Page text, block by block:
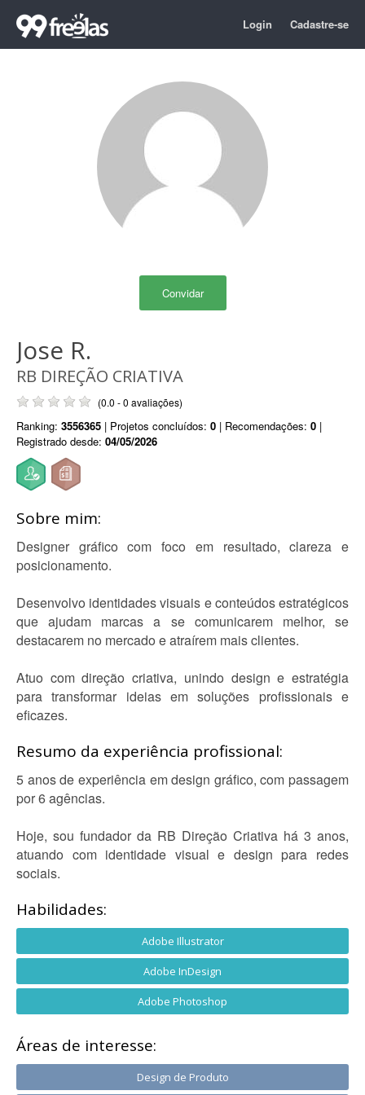
Login Cadastre-se
Convidar
Jose R.
RB DIREÇÃO CRIATIVA
(0.0 - 0 avaliações)
Ranking: 3556365 | Projetos concluídos: 0 | Recomendações: 0 |
Registrado desde: 04/05/2026
Sobre mim:
Designer gráfico com foco em resultado, clareza e
posicionamento.
Desenvolvo identidades visuais e conteúdos estratégicos
que ajudam marcas a se comunicarem melhor, se
destacarem no mercado e atraírem mais clientes.
Atuo com direção criativa, unindo design e estratégia
para transformar ideias em soluções profissionais e
eficazes.
Resumo da experiência profissional:
5 anos de experiência em design gráfico, com passagem
por 6 agências.
Hoje, sou fundador da RB Direção Criativa há 3 anos,
atuando com identidade visual e design para redes
sociais.
Habilidades:
Adobe Illustrator
Adobe InDesign
Adobe Photoshop
Áreas de interesse:
Design de Produto